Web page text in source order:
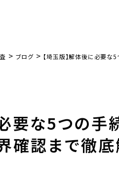
> ブログ > 【埼玉版】解体後に必要な
要な5つの手
確認まで徹